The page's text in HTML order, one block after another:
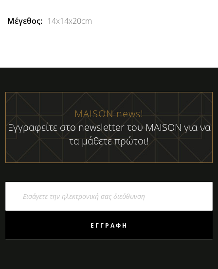
14x14x20cm
MAISON news!
Εγγραφείτε στο newsletter του MAISON για να
τα μάθετε πρώτοι!
ΕΓΓΡΑΦΉ